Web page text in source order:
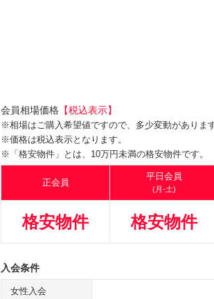
会員相場価格 【税込表示】
※相場はご購入希望値ですので、多少変動があります
※価格は税込表示となります。
※「格安物件」とは、10万円未満の格安物件です。
正会員
平日会員
(月-土)
格安物件 格安物件
入会条件
女性入会